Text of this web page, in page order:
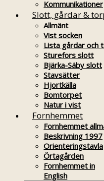
Kommunikationer
Slott, gårdar &
Allmänt
Vist socken
Lista gårdar och
Sturefors slott
Bjärka-Säby slott
Stavsätter
Hjortkälla
Bomtorpet
Natur i vist
Fornhemmet
Fornhemmet
Beskrivning 1997
Orienteringstavla
Örtagården
Fornhemmet in
English